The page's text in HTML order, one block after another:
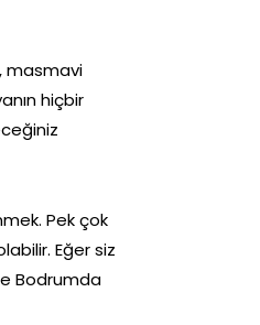
masmavi
hiçbir
Pek çok
Eğer siz
Bodrumda